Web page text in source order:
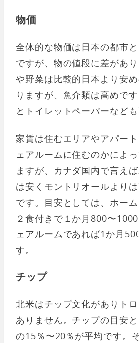
物価
全体的な物価は日本の都市
ですが、物の値段に差があ
や野菜は比較的日本より安
りますが、魚介類は高めで
とトイレットペーパーなども
家賃は住むエリアやアパー
ェアルームに住むのかによ
ますが、カナダ国内で言え
は安くモントリオールより
です。目安としては、ホー
２食付きで１か月800〜
ェアルームであれば1か月
す。
チップ
北米はチップ文化がありト
ありません。チップの目安
の15％〜20％が平均です。